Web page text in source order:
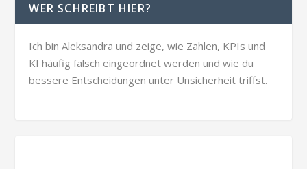
WER SCHREIBT HIER?
Ich bin Aleksandra und zeige, wie Zahlen, KPIs und
KI häufig falsch eingeordnet werden und wie du
bessere Entscheidungen unter Unsicherheit triffst.